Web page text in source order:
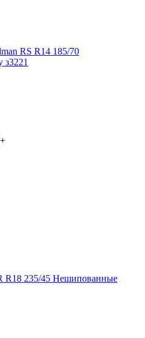
RS R14 185/70
+
R18 235/45 Нешипованные